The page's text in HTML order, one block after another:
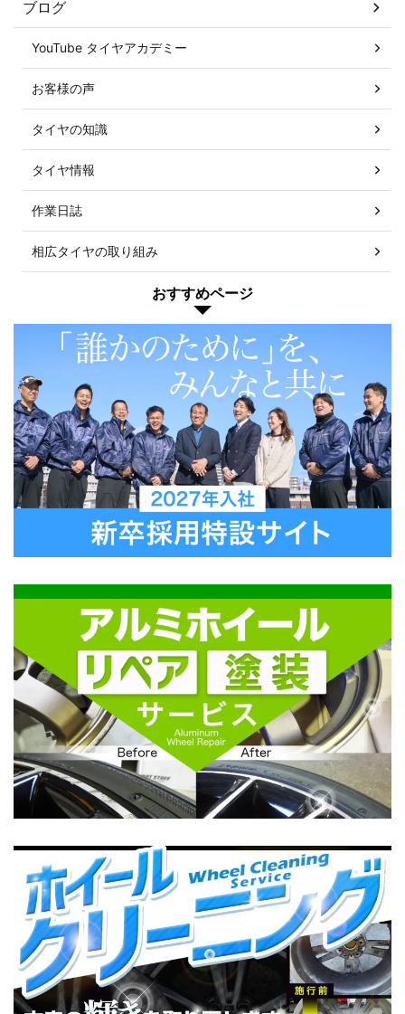
ブログ
YouTube タイヤアカデミー
お客様の声
タイヤの知識
タイヤ情報
作業日誌
相広タイヤの取り組み
おすすめページ